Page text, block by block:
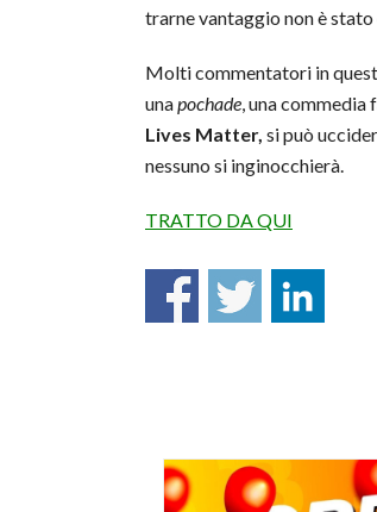
trarne vantaggio non è
Molti commentatori in
unapochade, una commedia
Lives Matter, si può
nessuno si inginocchierà.
TRATTO DA QUI